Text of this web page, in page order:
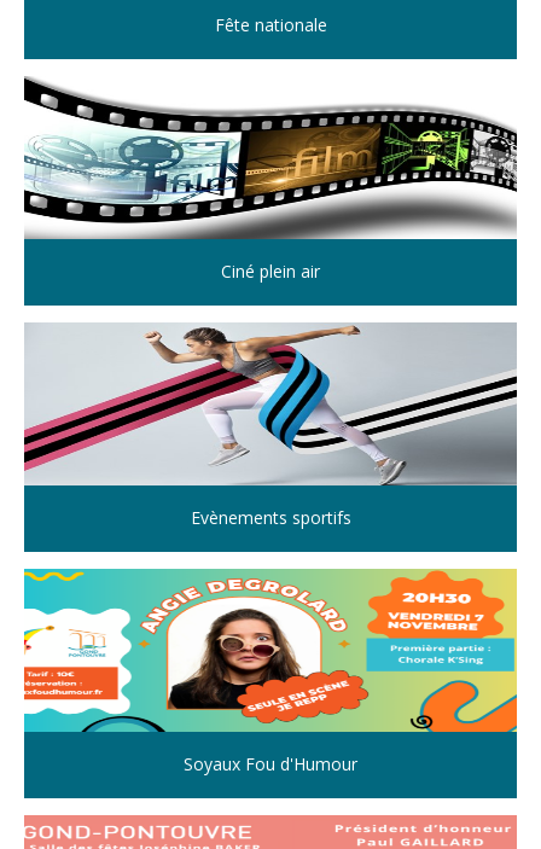
Fête nationale
Ciné plein air
Evènements sportifs
Soyaux Fou d'Humour